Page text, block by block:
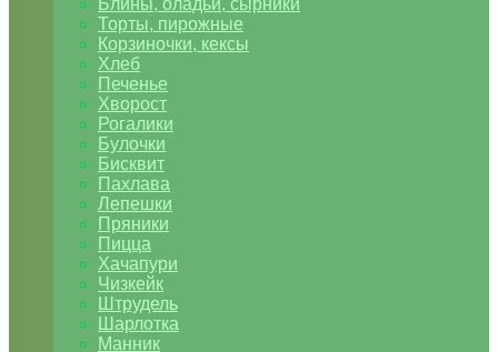
Блины, оладьи, сырники
Торты, пирожные
Корзиночки, кексы
Хлеб
Печенье
Хворост
Рогалики
Булочки
Бисквит
Пахлава
Лепешки
Пряники
Пицца
Хачапури
Чизкейк
Штрудель
Шарлотка
Манник